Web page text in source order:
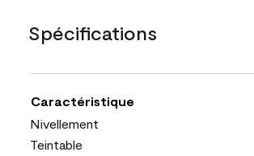
Spécifications
Caractéristique
Nivellement
Teintable